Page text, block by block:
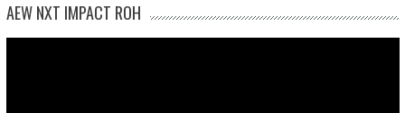
AEW NXT IMPACT ROH